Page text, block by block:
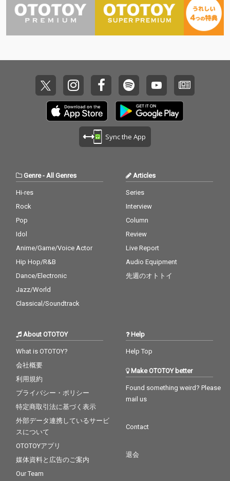
Sync the App
Genre- All Genres
Hi-res
Rock
Pop
Idol
Anime/Game/Voice Actor
Hip Hop/R&B
Dance/Electronic
Jazz/World
Classical/Soundtrack
Articles
Series
Interview
Column
Review
Live Report
Audio Equipment
先週のオトトイ
About OTOTOY
What is OTOTOY?
会社概要
利用規約
プライバシー・ポリシー
特定商取引法に基づく表示
外部データ連携しているサービ
スについて
OTOTOYアプリ
媒体資料と広告のご案内
Our Team
Help
Help Top
Make OTOTOY better
Found something weird? Please
mail us
Contact
退会